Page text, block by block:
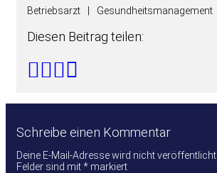
Betriebsarzt Gesundheitsmanagement
Diesen Beitrag teilen:
Schreibe einen Kommentar
Deine E-Mail-Adresse wird nicht veröffentlicht.
Felder sind mit* markiert